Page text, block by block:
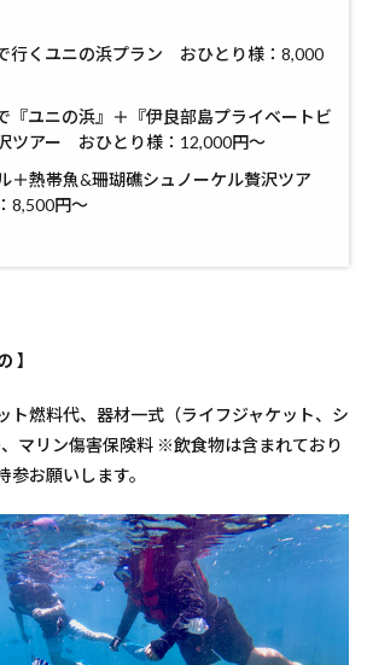
行くユニの浜プラン おひとり様：8,000
『ユニの浜』＋『伊良部島プライベートビ
ツアー おひとり様：12,000円〜
＋熱帯魚&珊瑚礁シュノーケル贅沢ツア
8,500円〜
】
ト燃料代、器材一式（ライフジャケット、シ
マリン傷害保険料 ※飲食物は含まれており
参お願いします。